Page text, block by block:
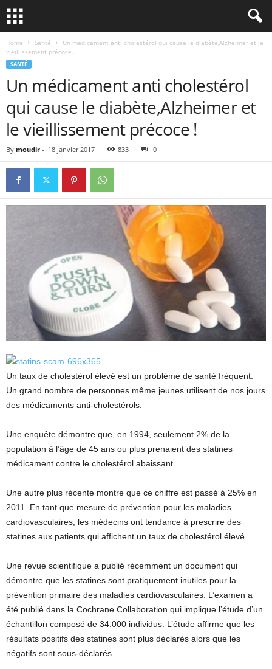
Home Santé
Un médicament anti cholestérol qui cause le diabète,Alzheimer et le
vieillissement précoce...
SANTÉ
Un médicament anti cholestérol
qui cause le diabète,Alzheimer et
le vieillissement précoce !
By moudir - 18 janvier 2017 833 0
Un taux de cholestérol élevé est un problème de santé fréquent.
Un grand nombre de personnes même jeunes utilisent de nos jours
des médicaments anti-cholestérols.
Une enquête démontre que, en 1994, seulement 2% de la
population à l’âge de 45 ans ou plus prenaient des statines
médicament contre le cholestérol abaissant.
Une autre plus récente montre que ce chiffre est passé à 25% en
2011. En tant que mesure de prévention pour les maladies
cardiovasculaires, les médecins ont tendance à prescrire des
statines aux patients qui affichent un taux de cholestérol élevé.
Une revue scientifique a publié récemment un document qui
démontre que les statines sont pratiquement inutiles pour la
prévention primaire des maladies cardiovasculaires. L’examen a
été publié dans la Cochrane Collaboration qui implique l’étude d’un
échantillon composé de 34.000 individus. L’étude affirme que les
résultats positifs des statines sont plus déclarés alors que les
négatifs sont sous-déclarés.